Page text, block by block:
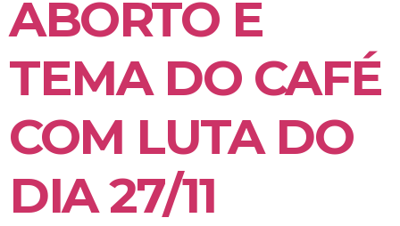
ABORTO É
TEMA DO CAFÉ
COM LUTA DO
DIA 27/11